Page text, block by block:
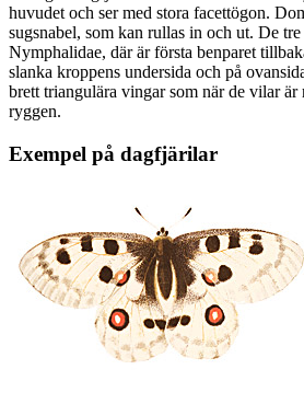
huvudet och ser med stora facettögon.
sugsnabel, som kan rullas in och ut. De
Nymphalidae, där är första benparet
slanka kroppens undersida och på
brett triangulära vingar som när de vilar är
ryggen.
Exempel på dagfjärilar